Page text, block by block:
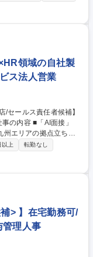
求人媒体の選定、管
定、労務管理サポート
事の魅力】ルーチンワ
織を作るか」という攻
そ自身の介在価値を実
えて
領域の自社製
ス法人営業
州エリアの拠点立ち上
、地場パートナー連携
。 【詳細】■
人事課題のヒアリング
含む営業戦略の検証 ■
市場の立ち上げを担う
活躍できます。本社の
州支
採用・労働課題を解決
上
転勤なし
> 】在宅勤務可/
管理人事